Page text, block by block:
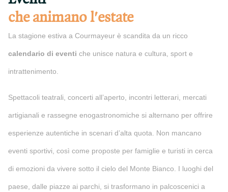
che animano l'estate
La stagione estiva a Courmayeur è scandita da un ricco
calendario di eventi che unisce natura e cultura, sport e
intrattenimento.
Spettacoli teatrali, concerti all’aperto, incontri letterari, mercati
artigianali e rassegne enogastronomiche si alternano per offrire
esperienze autentiche in scenari d’alta quota. Non mancano
eventi sportivi, così come proposte per famiglie e turisti in cerca
di emozioni da vivere sotto il cielo del Monte Bianco. I luoghi del
paese, dalle piazze ai parchi, si trasformano in palcoscenici a